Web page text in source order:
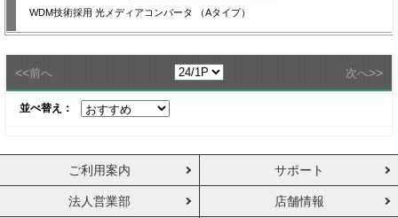
WDM技術採用 光メディアコンバータ （Aタイプ）
<<前へ 次へ>>
並べ替え：
ご利用案内 サポート
法人営業部 店舗情報